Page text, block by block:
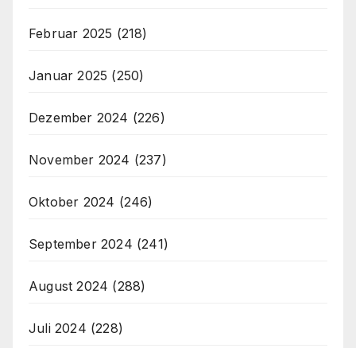
Februar 2025 (218)
Januar 2025 (250)
Dezember 2024 (226)
November 2024 (237)
Oktober 2024 (246)
September 2024 (241)
August 2024 (288)
Juli 2024 (228)